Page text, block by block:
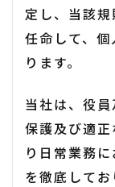
定し、当該
任命して、
ります。
当社は、役
保護及び適
り日常業務
を徹底してお